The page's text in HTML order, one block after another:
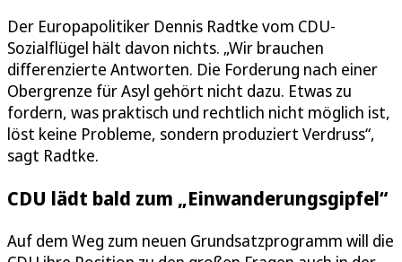
Der Europapolitiker Dennis Radtke vom CDU-
Sozialflügel hält davon nichts. „Wir brauchen
differenzierte Antworten. Die Forderung nach einer
Obergrenze für Asyl gehört nicht dazu. Etwas zu
fordern, was praktisch und rechtlich nicht möglich ist,
löst keine Probleme, sondern produziert Verdruss“,
sagt Radtke.
CDU lädt bald zum „Einwanderungsgipfel“
Auf dem Weg zum neuen Grundsatzprogramm will die